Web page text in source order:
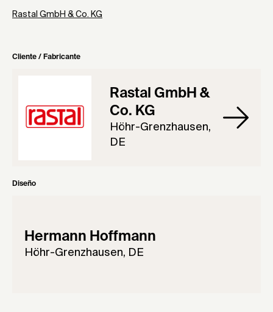
Rastal GmbH & Co. KG
Cliente / Fabricante
Rastal GmbH &
Co. KG
Höhr-Grenzhausen,
DE
Diseño
Hermann Hoffmann
Höhr-Grenzhausen, DE